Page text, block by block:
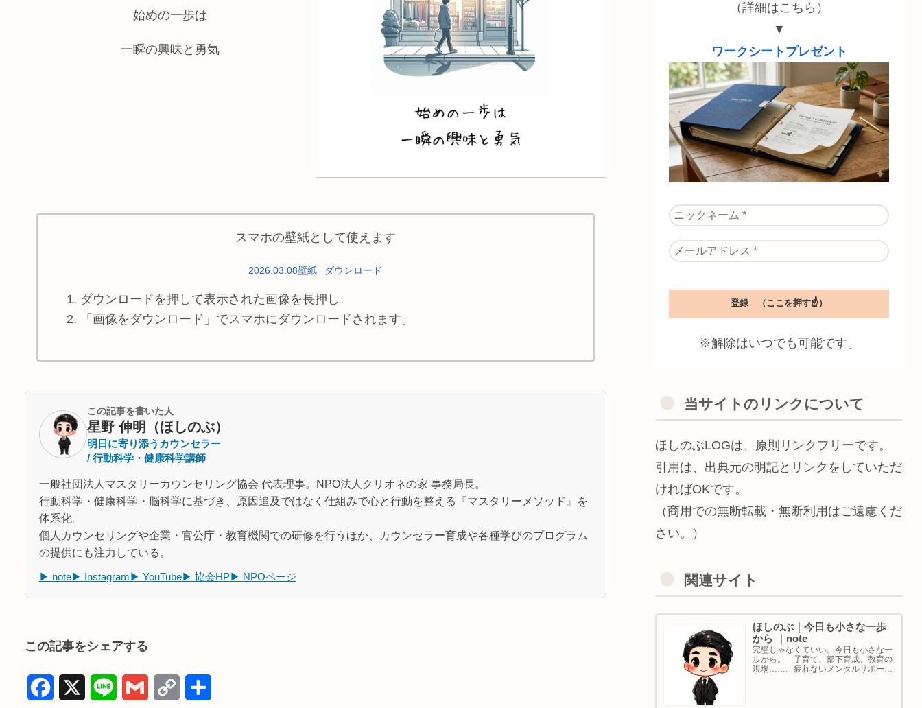
始めの一歩は
一瞬の興味と勇気
スマホの壁紙として使えます
2026.03.08壁紙 ダウンロード
ダウンロードを押して表示された画像を長押し
「画像をダウンロード」でスマホにダウンロードされます。
この記事を書いた人
星野 伸明（ほしのぶ）
明日に寄り添うカウンセラー
/ 行動科学・健康科学講師
一般社団法人マスタリーカウンセリング協会 代表理事。NPO法人クリオネの家 事務局長。
行動科学・健康科学・脳科学に基づき、原因追及ではなく仕組みで心と行動を整える『マスタリーメソッド』を
体系化。
個人カウンセリングや企業・官公庁・教育機関での研修を行うほか、カウンセラー育成や各種学びのプログラム
の提供にも注力している。
▶ note▶ Instagram▶ YouTube▶ 協会HP▶ NPOページ
この記事をシェアする
（詳細はこちら）
▼
ワークシートプレゼント
※解除はいつでも可能です。
当サイトのリンクについて
ほしのぶLOGは、原則リンクフリーです。
引用は、出典元の明記とリンクをしていただ
ければOKです。
（商用での無断転載・無断利用はご遠慮くだ
さい。）
関連サイト
ほしのぶ｜今日も小さな一歩
から ｜note
完璧じゃなくていい。今日も小さな一
歩から。 子育て、部下育成、教育の
現場……。疲れないメンタルサポート